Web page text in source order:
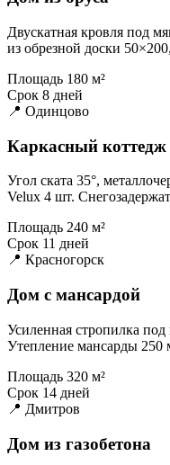
Двускатная кровля под
из обрезной доски
Площадь 180 м²
Срок 8 дней
📍 Одинцово
Каркасный коттедж
Угол ската 35°,
Velux 4 шт.
Площадь 240 м²
Срок 11 дней
📍 Красногорск
Дом с мансардой
Усиленная стропилка
Утепление мансарды 250
Площадь 320 м²
Срок 14 дней
📍 Дмитров
Дом из газобетона